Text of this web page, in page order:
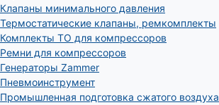
Клапаны минимального давления
Термостатические клапаны, ремкомплекты
Комплекты ТО для компрессоров
Ремни для компрессоров
Генераторы Zammer
Пневмоинструмент
Промышленная подготовка сжатого воздуха